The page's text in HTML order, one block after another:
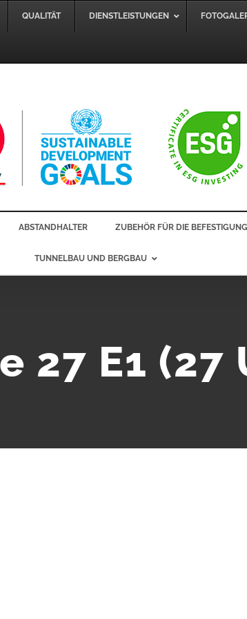
QUALITÄT DIENSTLEISTUNGEN
ABSTANDHALTER ZUBEHÖR FÜR DIE BEFESTIGUNG
TUNNELBAU UND BERGBAU
27 E1 (27